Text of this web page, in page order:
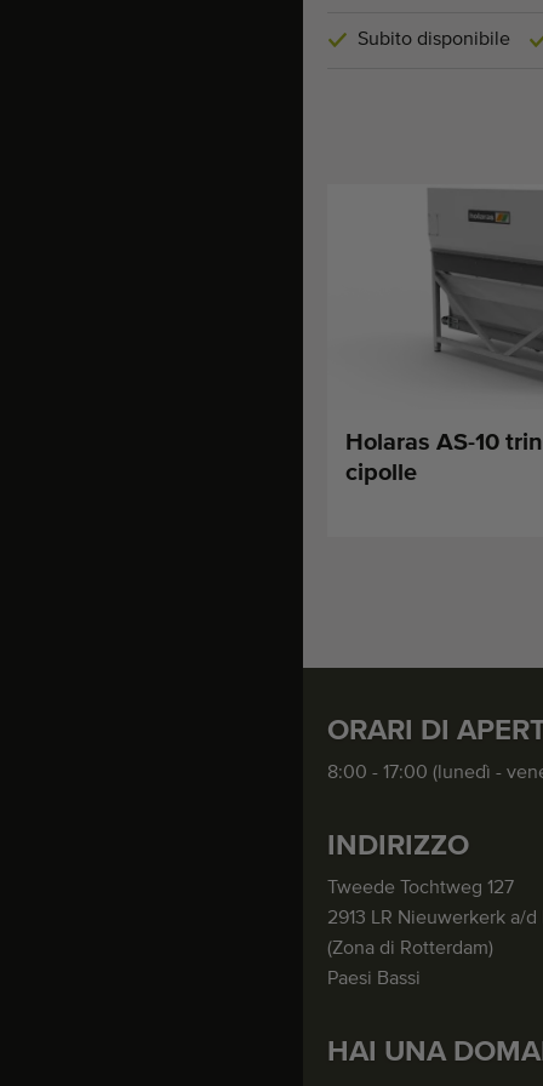
Subito disponibile
Holaras AS-10
cipolle
ORARI DI
8:00 - 17:00 (lunedì -
INDIRIZZO
Tweede Tochtweg 127
2913 LR Nieuwerkerk a/d
(Zona di Rotterdam)
Paesi Bassi
HAI UNA